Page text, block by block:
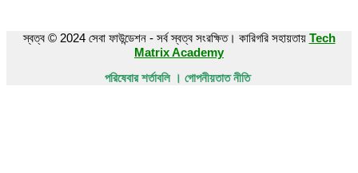
স্বত্ব © 2024 সেবা ফাউন্ডেশন - সর্ব স্বত্ব সংরক্ষিত। কারিগরি সহায়তায় Tech
Matrix Academy
পরিষেবার শর্তাবলি । গোপনীয়তাত নীতি